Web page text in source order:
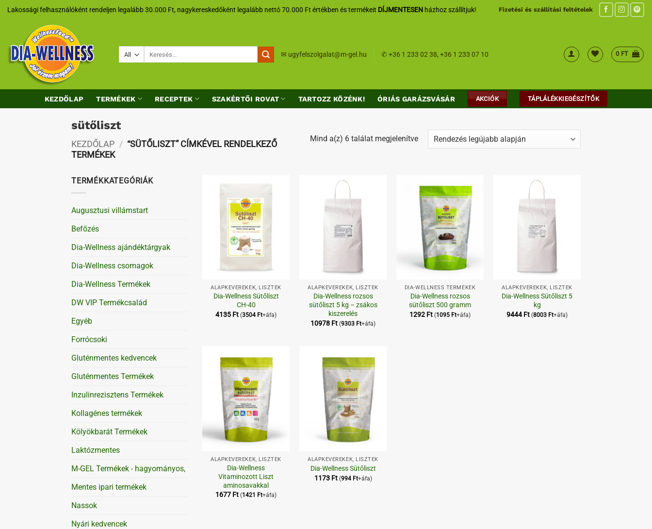
SkipLakossági felhasználóként rendeljen legalább 30.000 Ft, nagykereskedőként legalább nettó 70.000 Ft értékben és termékeit DÍJMENTESEN házhoz szállítjuk! Fizetési és szállítási feltételek
✉ ugyfelszolgalat@m-gel.hu ✆+36 1 233 02 38,+36 1 233 07 10 0 FT
KEZDŐLAP TERMÉKEK RECEPTEK SZAKÉRTŐI ROVAT TARTOZZ KÖZÉNK! ÓRIÁS GARÁZSVÁSÁR AKCIÓK TÁPLÁLÉKKIEGÉSZÍTŐK
sütőliszt
KEZDŐLAP / “SÜTŐLISZT” CÍMKÉVEL RENDELKEZŐ
TERMÉKEK
Mind a(z) 6 találat megjelenítveSorted
TERMÉKKATEGÓRIÁK
Augusztusi villámstart
Befőzés
Dia-Wellness ajándéktárgyak
Dia-Wellness csomagok
Dia-Wellness Termékek
DW VIP Termékcsalád
Egyéb
Forrócsoki
Gluténmentes kedvencek
Gluténmentes Termékek
Inzulinrezisztens Termékek
Kollagénes termékek
Kölyökbarát Termékek
Laktózmentes
M-GEL Termékek - hagyományos,
Mentes ipari termékek
Nassok
Nyári kedvencek
Kedvenceimhez
ALAPKEVERÉKEK, LISZTEK
Dia-Wellness Sütőliszt
CH-40
4135 Ft (3504 Ft+áfa)
ALAPKEVERÉKEK, LISZTEK
Dia-Wellness rozsos
sütőliszt 5 kg – zsákos
kiszerelés
10978 Ft (9303 Ft+áfa)
Kedvenceimhez
DIA-WELLNESS TERMÉKEK
Dia-Wellness rozsos
sütőliszt 500 gramm
1292 Ft (1095 Ft+áfa)
Kedvenceimhez
ALAPKEVERÉKEK, LISZTEK
Dia-Wellness Sütőliszt 5
kg
9444Ft (8003 Ft+áfa)
Kedvenceimhez
ALAPKEVERÉKEK, LISZTEK
Dia-Wellness
Vitaminozott Liszt
aminosavakkal
1677 Ft (1421 Ft+áfa)
Kedvenceimhez
ALAPKEVERÉKEK, LISZTEK
Dia-Wellness Sütőliszt
1173 Ft (994 Ft+áfa)